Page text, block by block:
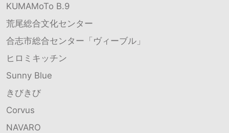
KUMAMoTo B.9
荒尾総合文化センター
合志市総合センター「ヴィーブル」
ヒロミキッチン
Sunny Blue
きびきび
Corvus
NAVARO